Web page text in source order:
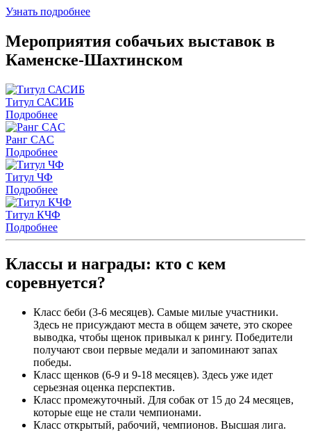
Узнать подробнее
Мероприятия собачьих выставок в
Каменске-Шахтинском
Титул САСИБ
Подробнее
Ранг CAC
Подробнее
Титул ЧФ
Подробнее
Титул КЧФ
Подробнее
Классы и награды: кто с кем
соревнуется?
Класс беби (3-6 месяцев). Самые милые участники.
Здесь не присуждают места в общем зачете, это скорее
выводка, чтобы щенок привыкал к рингу. Победители
получают свои первые медали и запоминают запах
победы.
Класс щенков (6-9 и 9-18 месяцев). Здесь уже идет
серьезная оценка перспектив.
Класс промежуточный. Для собак от 15 до 24 месяцев,
которые еще не стали чемпионами.
Класс открытый, рабочий, чемпионов. Высшая лига.